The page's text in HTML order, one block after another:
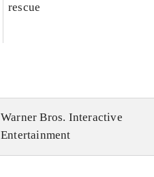
rescue
Warner Bros. Interactive
Entertainment